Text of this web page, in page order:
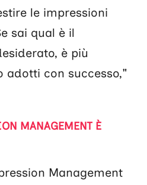
le impressioni
sai qual è il
è più
adotti con successo,"
MANAGEMENT È
Management